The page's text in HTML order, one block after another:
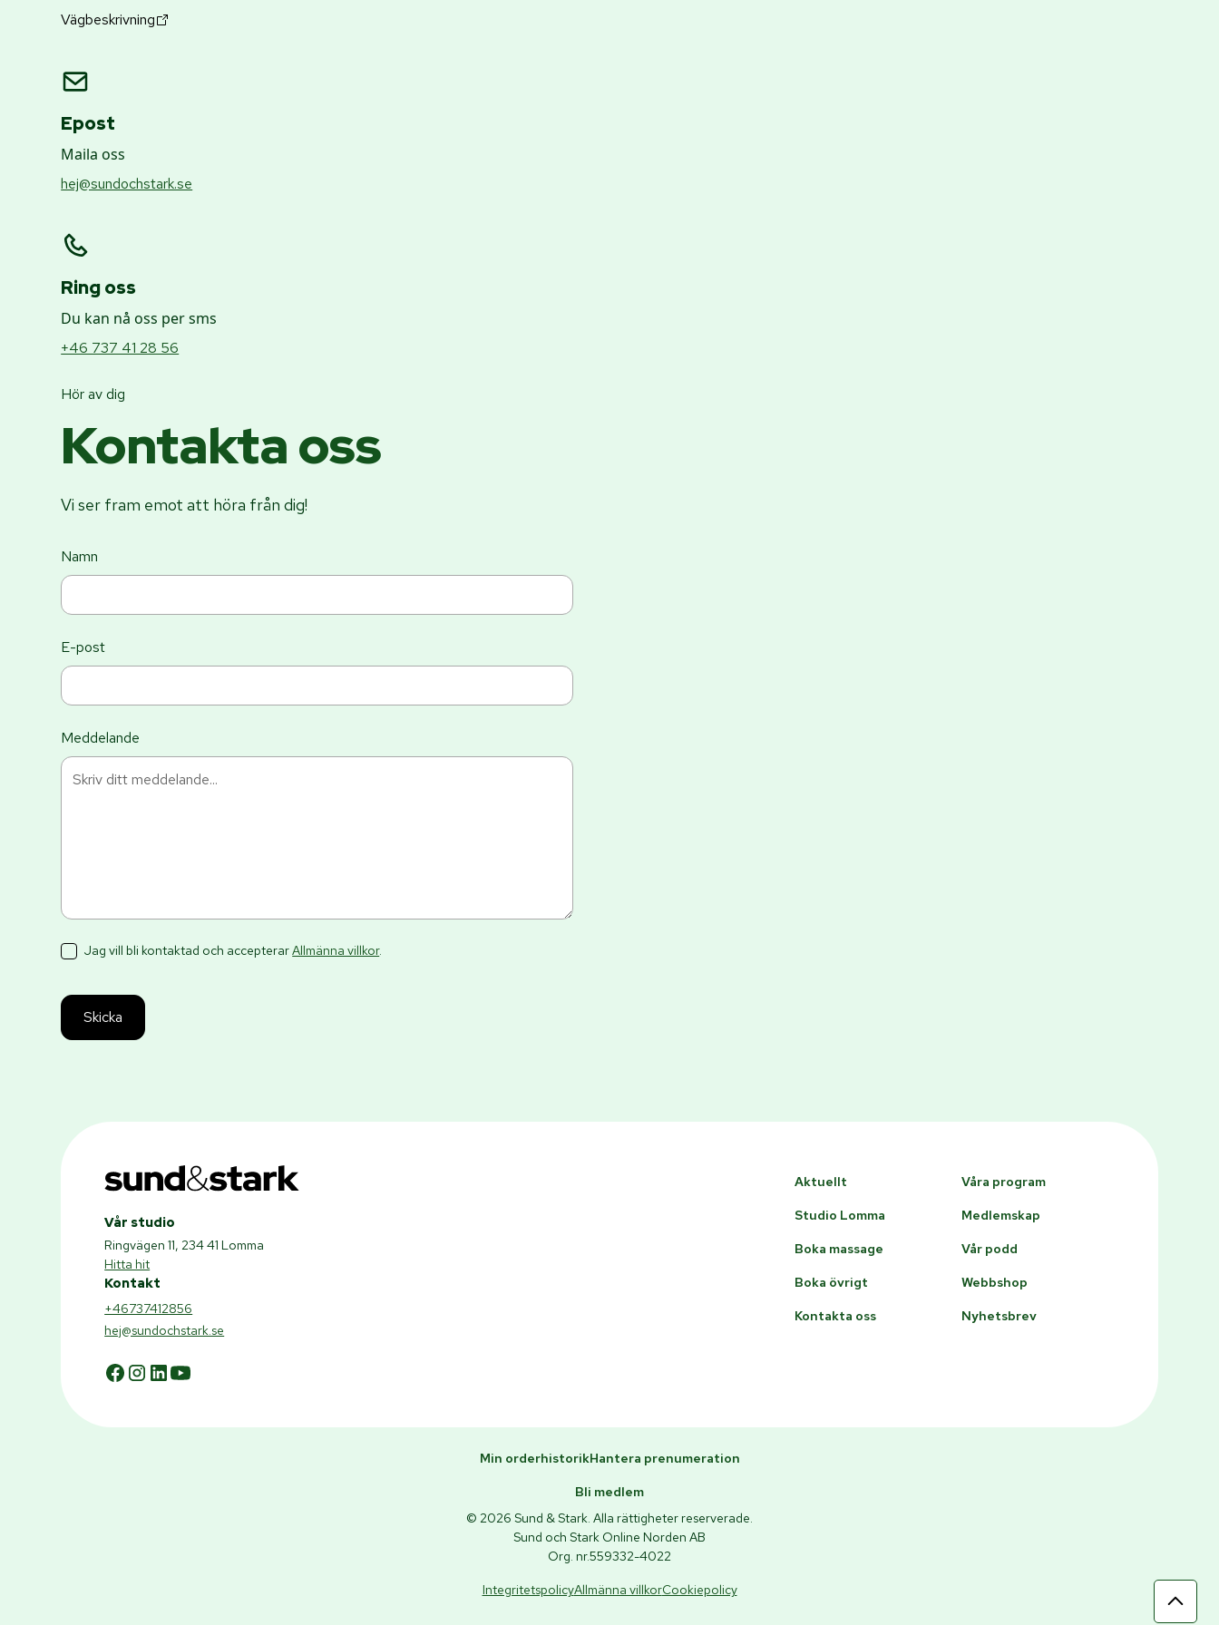
Vägbeskrivning
Epost
Maila oss
hej@sundochstark.se
Ring oss
Du kan nå oss per sms
+46 737 41 28 56
Hör av dig
Kontakta oss
Vi ser fram emot att höra från dig!
Namn
E-post
Meddelande
Jag vill bli kontaktad och accepterarAllmänna villkor.
Vår studio
Ringvägen 11, 234 41 Lomma
Hitta hit
Kontakt
+46737412856
hej@sundochstark.se
Aktuellt Våra program
Studio Lomma Medlemskap
Boka massage Vår podd
Boka övrigt Webbshop
Kontakta oss Nyhetsbrev
Min orderhistorikHantera prenumeration
Bli medlem
© 2026 Sund & Stark. Alla rättigheter reserverade.
Sund och Stark Online Norden AB
Org. nr.559332-4022
IntegritetspolicyAllmänna villkorCookiepolicy